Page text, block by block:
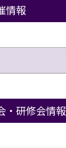
情報
・研修会情報